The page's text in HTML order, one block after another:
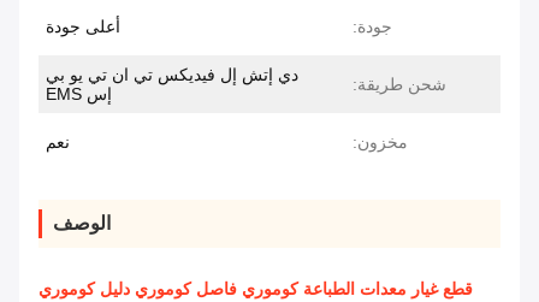
جودة: أعلى جودة
شحن طريقة:
دي إتش إل فيديكس تي ان تي يو بي
إس EMS
مخزون: نعم
الوصف
قطع غيار معدات الطباعة كوموري فاصل كوموري دليل كوموري